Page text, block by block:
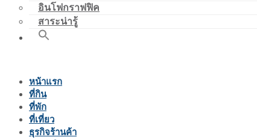
อินโฟกราฟฟิค
สาระน่ารู้
หน้าแรก
ที่กิน
ที่พัก
ที่เที่ยว
ธุรกิจร้านค้า